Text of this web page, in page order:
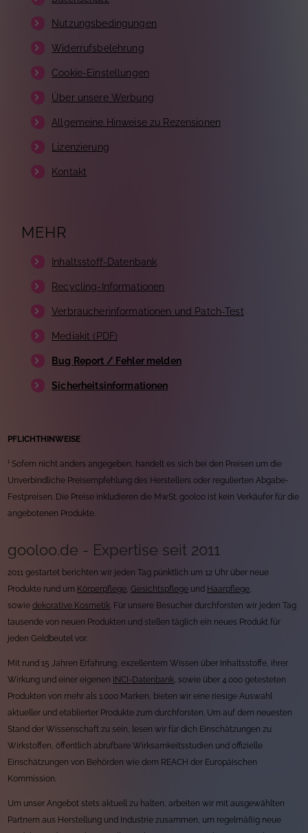
Nutzungsbedingungen
Widerrufsbelehrung
Cookie-Einstellungen
Über unsere Werbung
Allgemeine Hinweise zu Rezensionen
Lizenzierung
Kontakt
MEHR
Inhaltsstoff-Datenbank
Recycling-Informationen
Verbraucherinformationen und Patch-Test
Mediakit (PDF)
Bug Report / Fehler melden
Sicherheitsinformationen
PFLICHTHINWEISE
¹ Sofern nicht anders angegeben, handelt es sich bei den Preisen um die
Unverbindliche Preisempfehlung des Herstellers oder regulierten Abgabe-
Festpreisen. Die Preise inkludieren die MwSt. gooloo ist kein Verkäufer für die
angebotenen Produkte.
gooloo.de - Expertise seit 2011
2011 gestartet berichten wir jeden Tag pünktlich um 12 Uhr über neue
Produkte rund um Körperpflege,Gesichtspflege und Haarpflege,
sowiedekorative Kosmetik. Für unsere Besucher durchforsten wir jeden Tag
tausende von neuen Produkten und stellen täglich ein neues Produkt für
jeden Geldbeutel vor.
Mit rund 15 Jahren Erfahrung, exzellentem Wissen über Inhaltsstoffe, ihrer
Wirkung und einer eigenen
INCI-Datenbank, sowie über 4.000 getesteten
Produkten von mehr als 1.000 Marken, bieten wir eine riesige Auswahl
aktueller und etablierter Produkte zum durchforsten. Um auf dem neuesten
Stand der Wissenschaft zu sein, lesen wir für dich Einschätzungen zu
Wirkstoffen, öffentlich abrufbare Wirksamkeitsstudien und offizielle
Einschätzungen von Behörden wie dem REACH der Europäischen
Kommission.
Um unser Angebot stets aktuell zu halten, arbeiten wir mit ausgewählten
Partnern aus Herstellung und Industrie zusammen, um regelmäßig neue